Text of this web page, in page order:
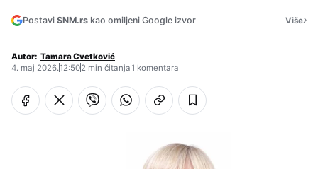
Postavi SNM.rs kao omiljeni Google izvor Više›
Autor: Tamara Cvetković
4. maj 2026.12:502 min čitanja1 komentara